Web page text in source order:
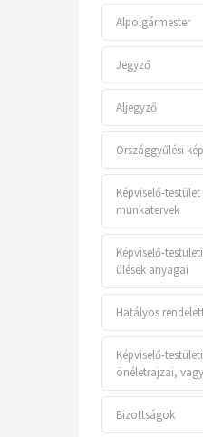
Alpolgármester
Jegyző
Aljegyző
Országgyűlési
Képviselő-
munkatervek
Képviselő-
ülések anyagai
Hatályos
Képviselő-
önéletrajzai,
Bizottságok